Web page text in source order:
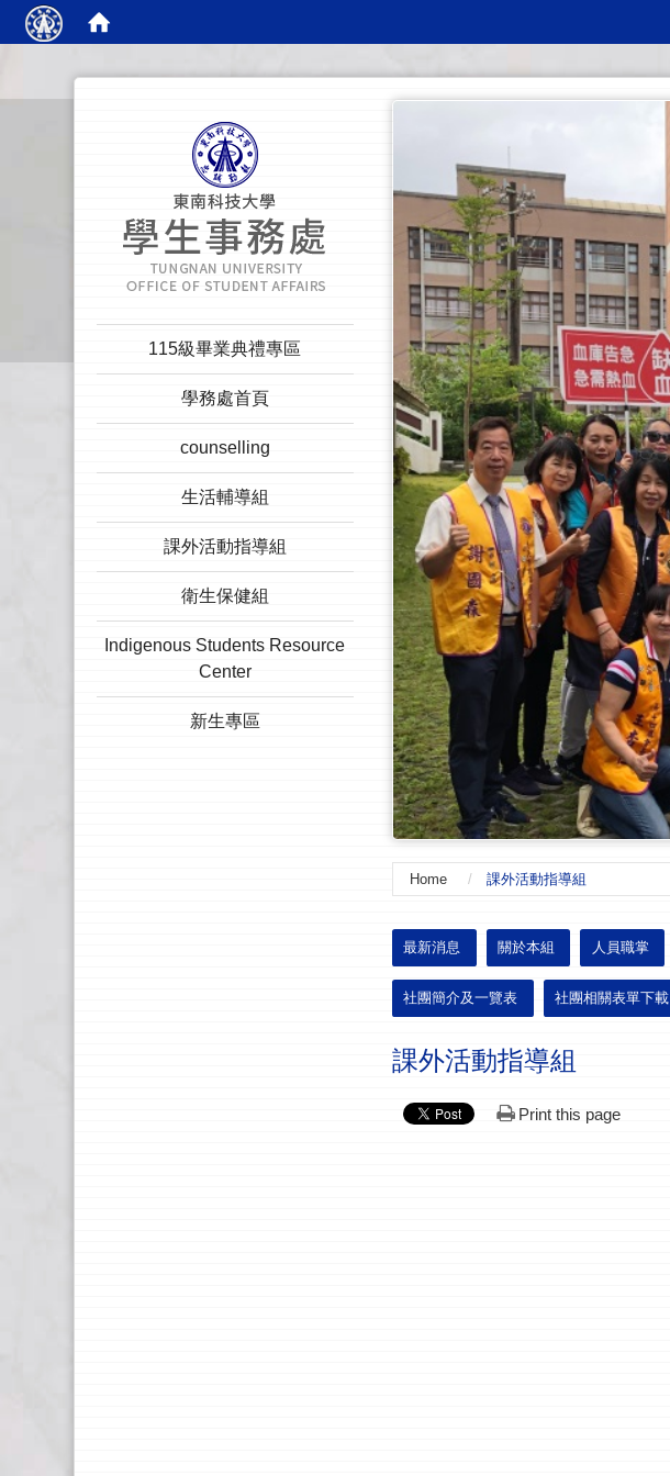
115級畢業典禮專區
學務處首頁
counselling
生活輔導組
課外活動指導組
衛生保健組
Indigenous Students Resource
Center
新生專區
Home 課外活動指導組
最新消息 關於本組 人員職掌
社團簡介及一覽表 社團相關表單下載
課外活動指導組
Print this page